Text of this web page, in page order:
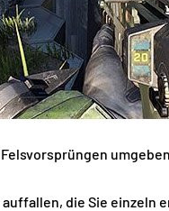
die Sie